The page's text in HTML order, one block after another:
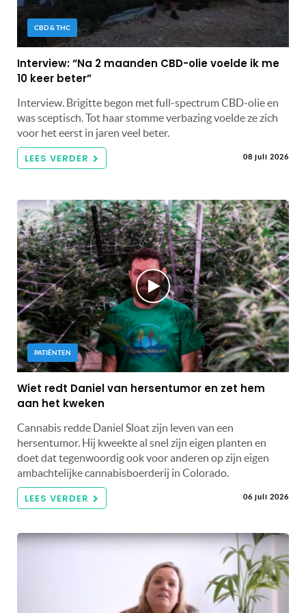
CBD & THC
Interview: “Na 2 maanden CBD-olie voelde ik me
10 keer beter”
Interview. Brigitte begon met full-spectrum CBD-olie en
was sceptisch. Tot haar stomme verbazing voelde ze zich
voor het eerst in jaren veel beter.
LEES VERDER 08 juli 2026
PATIËNTEN
Wiet redt Daniel van hersentumor en zet hem
aan het kweken
Cannabis redde Daniel Sloat zijn leven van een
hersentumor. Hij kweekte al snel zijn eigen planten en
doet dat tegenwoordig ook voor anderen op zijn eigen
ambachtelijke cannabisboerderij in Colorado.
LEES VERDER 06 juli 2026